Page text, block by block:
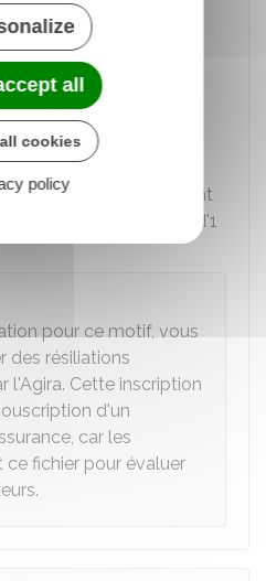
multiples
et délit de fuite par
résilier unilatéralement
un délai de préavis d'1
pour ce motif, vous
des résiliations
l'Agira. Cette inscription
d'un
car les
ce fichier pour évaluer
all
cookies
policy